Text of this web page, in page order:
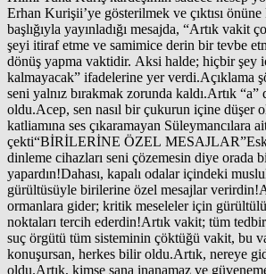
Erhan Kurişii’ye gösterilmek ve çıktısı
başlığıyla yayınladığı mesajda, “Artık vakit
şeyi itiraf etme ve samimice derin bir tevbe
dönüş yapma vaktidir. Aksi halde; hiçbir şey
kalmayacak” ifadelerine yer verdi.Açıklama
seni yalnız bırakmak zorunda kaldı.Artık “a”
oldu.Acep, sen nasıl bir çukurun içine düşer
katliamına ses çıkaramayan Süleymancılara
çekti“BİRİLERİNE ÖZEL
dinleme cihazları seni çözemesin diye orada
yapardın!Dahası, kapalı odalar içindeki
gürültüsüyle birilerine özel mesajlar
ormanlara gider; kritik meseleler için
noktaları tercih ederdin!Artık vakit; tüm
suç örgütü tüm sisteminin çöktüğü vakit, bu
konuşursan, herkes bilir oldu.Artık, nereye
oldu.Artık, kimse sana inanamaz ve